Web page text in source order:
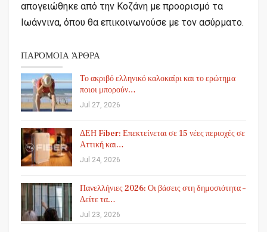
απογειώθηκε από την Κοζάνη με προορισμό τα
Ιωάννινα, όπου θα επικοινωνούσε με τον ασύρματο.
ΠΑΡΌΜΟΙΑ ΆΡΘΡΑ
Το ακριβό ελληνικό καλοκαίρι και το ερώτημα
ποιοι μπορούν…
Jul 27, 2026
ΔΕΗ Fiber: Επεκτείνεται σε 15 νέες περιοχές σε
Αττική και…
Jul 24, 2026
Πανελλήνιες 2026: Οι βάσεις στη δημοσιότητα –
Δείτε τα…
Jul 23, 2026